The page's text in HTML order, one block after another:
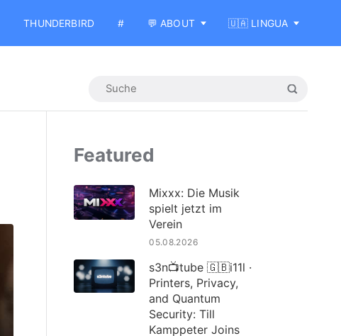
THUNDERBIRD # 💬 ABOUT 🇺🇦 LINGUA
Featured
Mixxx: Die Musik
spielt jetzt im
Verein
05.08.2026
s3n📺tube 🇬🇧i11l ·
Printers, Privacy,
and Quantum
Security: Till
Kamppeter Joins